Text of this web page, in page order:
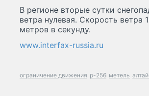
В регионе вторые сутки
ветра нулевая. Скорость
метров в секунду.
www.interfax-russia.ru
ограничение движения р-256 метель